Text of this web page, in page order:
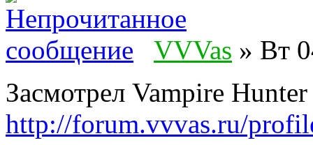
VVVas » Вт
Засмотрел Vampire
http://forum.vvvas.ru/